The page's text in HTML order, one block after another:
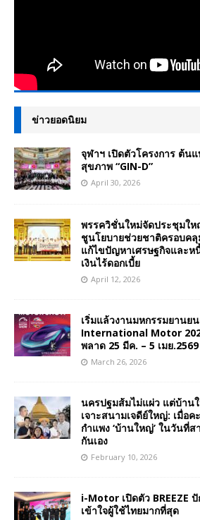
ข่าวยอดนิยม
จุฬาฯ เปิดตัวโครงการ ต้น
สุขภาพ “GIN-D”
April 30, 2026
พรรควิชั่นใหม่จัดประชุมใ
ชูนโยบายช่วยชาติครอบค
แก้ไขปัญหาเศรษฐกิจและ
เงินไร้ดอกเบี้ย
April 12, 2026
เริ่มแล้วงานมหกรรมยาน
International Motor
พลาด 25 มีค. – 5 เมย.2569
March 26, 2026
นครปฐมส้มไม่แผ่ว แต่บ้าน
เจาะสนามเจดีย์ใหญ่: เมื่อ
กำแพง ‘บ้านใหญ่’ ในวันที่
กันเอง
February 10, 2026
i-Motor เปิดตัว BREEZE
เข้าใจผู้ใช้ไทยมากที่สุด